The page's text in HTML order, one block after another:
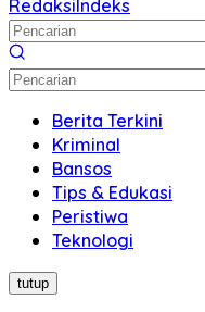
RedaksiIndeks
Berita Terkini
Kriminal
Bansos
Tips & Edukasi
Peristiwa
Teknologi
tutup